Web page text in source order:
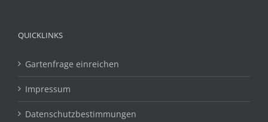
QUICKLINKS
Gartenfrage einreichen
Impressum
Datenschutzbestimmungen